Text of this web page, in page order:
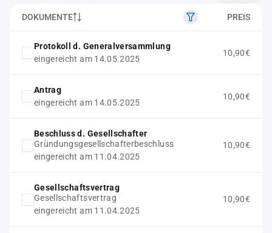
DOKUMENTE PREIS
Protokoll d. Generalversammlung
eingereicht am 14.05.2025
10,90€
Antrag
eingereicht am 14.05.2025
10,90€
Beschluss d. Gesellschafter
Gründungsgesellschafterbeschluss
eingereicht am 11.04.2025
10,90€
Gesellschaftsvertrag
Gesellschaftsvertrag
eingereicht am 11.04.2025
10,90€